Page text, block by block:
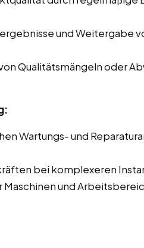
und Weitergabe
Qualitätsmängeln oder
Wartungs- und
bei komplexeren
Maschinen und